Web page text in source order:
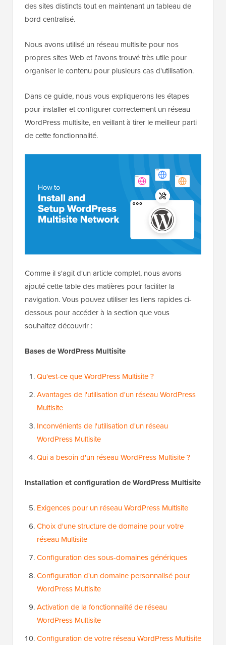
des sites distincts tout en maintenant un tableau de
bord centralisé.
Nous avons utilisé un réseau multisite pour nos
propres sites Web et l'avons trouvé très utile pour
organiser le contenu pour plusieurs cas d'utilisation.
Dans ce guide, nous vous expliquerons les étapes
pour installer et configurer correctement un réseau
WordPress multisite, en veillant à tirer le meilleur parti
de cette fonctionnalité.
Comme il s'agit d'un article complet, nous avons
ajouté cette table des matières pour faciliter la
navigation. Vous pouvez utiliser les liens rapides ci-
dessous pour accéder à la section que vous
souhaitez découvrir :
Bases de WordPress Multisite
Qu'est-ce que WordPress Multisite ?
Avantages de l'utilisation d'un réseau WordPress
Multisite
Inconvénients de l'utilisation d'un réseau
WordPress Multisite
Qui a besoin d'un réseau WordPress Multisite ?
Installation et configuration de WordPress Multisite
Exigences pour un réseau WordPress Multisite
Choix d'une structure de domaine pour votre
réseau Multisite
Configuration des sous-domaines génériques
Configuration d'un domaine personnalisé pour
WordPress Multisite
Activation de la fonctionnalité de réseau
WordPress Multisite
Configuration de votre réseau WordPress Multisite